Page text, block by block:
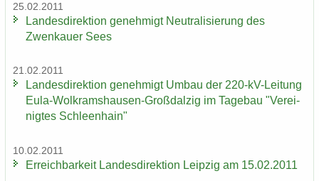
25.02.2011
Lan­des­di­rek­ti­on ge­neh­migt Neu­tra­li­sie­rung des
Zwenkau­er Sees
21.02.2011
Lan­des­di­rek­ti­on ge­neh­migt Umbau der 220-​kV-Leitung
Eula-​Wolkramshausen-Großdalzig im Ta­ge­bau "Ver­ei­
nig­tes Schleen­hain"
10.02.2011
Er­reich­bar­keit Lan­des­di­rek­ti­on Leip­zig am 15.02.2011